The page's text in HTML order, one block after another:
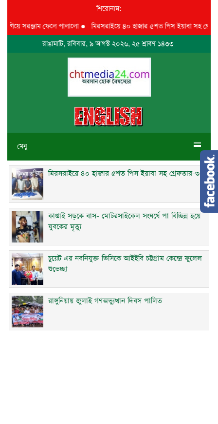
শিরোনাম:
সরঞ্জাম ফেলে পালালো●মিরসরাইয়ে ৪০ হাজার ৫শত পিস ইয়াবা সহ
রাঙামাটি, রবিবার, ৯ আগস্ট ২০২৬, ২৫ শ্রাবণ ১৪৩৩
মেনু
মিরসরাইয়ে ৪০ হাজার ৫শত পিস ইয়াবা সহ গ্রেফতার-৩
কাপ্তাই সড়কে বাস- মোটরসাইকেল সংঘর্ষে পা বিচ্ছিন্ন হয়ে
যুবকের মৃত্যু
চুয়েট এর নবনিযুক্ত ভিসিকে আইইবি চট্টগ্রাম কেন্দ্রে ফুলেল
শুভেচ্ছা
রাঙ্গুনিয়ায় জুলাই গণঅভ্যুত্থান দিবস পালিত